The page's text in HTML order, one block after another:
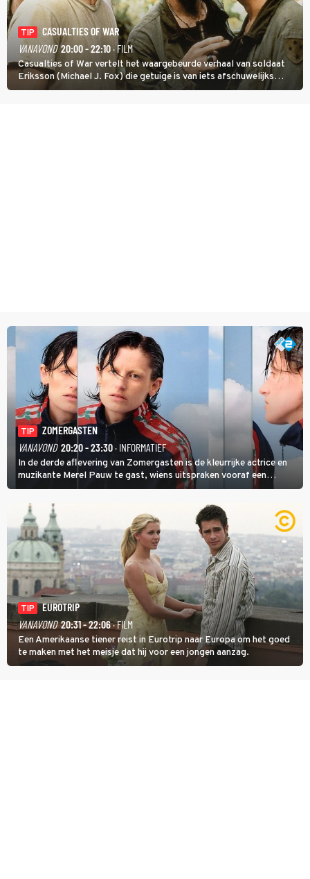
TIP
CASUALTIES OF WAR
VANAVOND 20:00 - 22:10· FILM
Casualties of War vertelt het waargebeurde verhaal van soldaat
Eriksson (Michael J. Fox) die getuige is van iets afschuwelijks
tijdens de Vietnamoorlog. Hij besluit uit de school te klappen.
TIP
ZOMERGASTEN
VANAVOND 20:20 - 23:30· INFORMATIEF
In de derde aflevering van Zomergasten is de kleurrijke actrice en
muzikante Merel Pauw te gast, wiens uitspraken vooraf een
boeiende avond beloven: 'Mijn ideale televisieavond is zoals mijn
identiteit: grenzeloos, absurd en vol angsten'.
TIP
EUROTRIP
VANAVOND 20:31 - 22:06· FILM
Een Amerikaanse tiener reist in Eurotrip naar Europa om het goed
te maken met het meisje dat hij voor een jongen aanzag.